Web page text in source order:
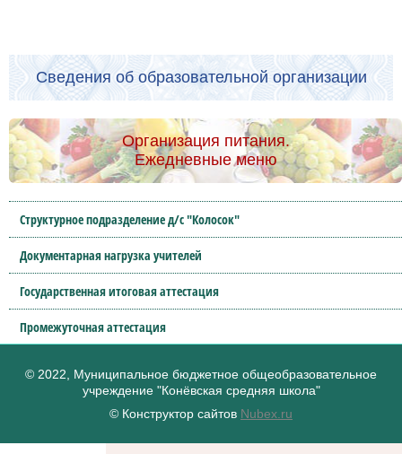
Сведения об образовательной организации
Организация питания.
Ежедневные меню
Структурное подразделение д/с "Колосок"
Документарная нагрузка учителей
Государственная итоговая аттестация
Промежуточная аттестация
© 2022, Муниципальное бюджетное общеобразовательное
учреждение "Конёвская средняя школа"
© Конструктор сайтов Nubex.ru